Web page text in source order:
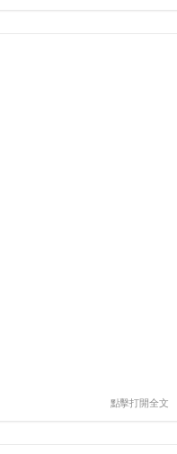
點擊打開全文